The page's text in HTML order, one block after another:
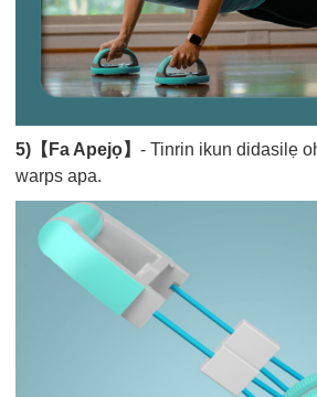
5)【Fa Apejọ】- Tinrin ikun didasilẹ
warps apa.